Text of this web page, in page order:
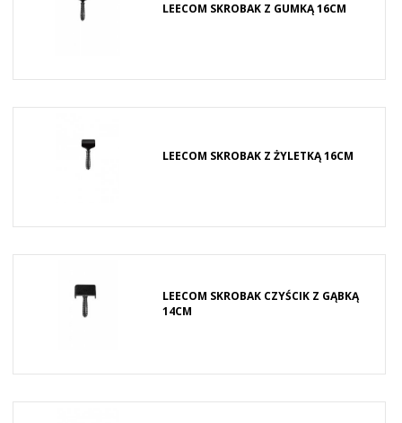
LEECOM SKROBAK Z GUMKĄ 16CM
LEECOM SKROBAK Z ŻYLETKĄ 16CM
LEECOM SKROBAK CZYŚCIK Z GĄBKĄ
14CM